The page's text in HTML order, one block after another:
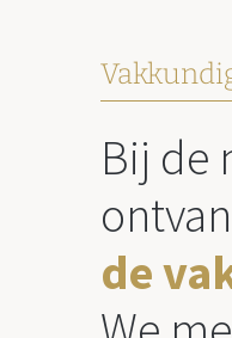
Bij de
de